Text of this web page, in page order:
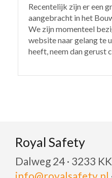
Recentelijk zijn er een
aangebracht in het
We zijn momenteel
website naar gelang te
heeft, neem dan gerust
Royal Safety
Dalweg 24 · 3233